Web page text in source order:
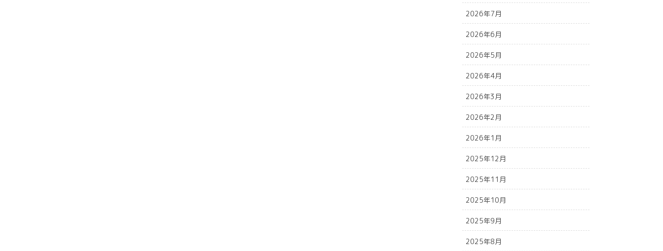
2026年7月
2026年6月
2026年5月
2026年4月
2026年3月
2026年2月
2026年1月
2025年12月
2025年11月
2025年10月
2025年9月
2025年8月